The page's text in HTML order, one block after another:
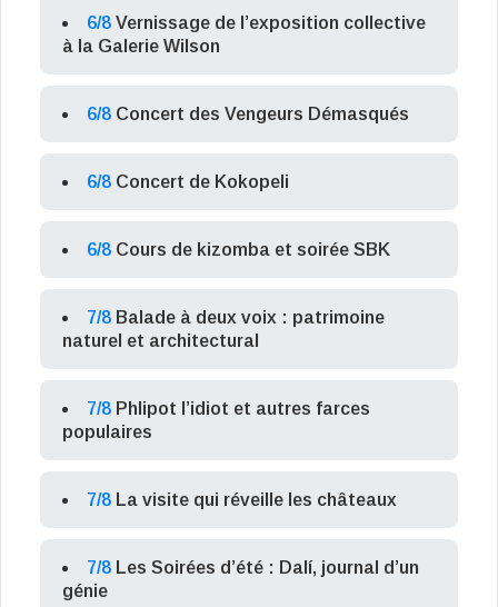
6/8 Vernissage de l’exposition collective
à la Galerie Wilson
6/8 Concert des Vengeurs Démasqués
6/8 Concert de Kokopeli
6/8 Cours de kizomba et soirée SBK
7/8 Balade à deux voix : patrimoine
naturel et architectural
7/8 Phlipot l’idiot et autres farces
populaires
7/8 La visite qui réveille les châteaux
7/8 Les Soirées d’été : Dalí, journal d’un
génie